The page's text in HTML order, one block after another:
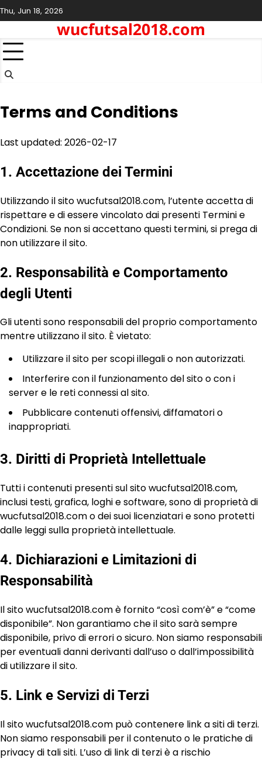
Skip
to
Thu, Jun 18, 2026
wucfutsal2018.com
Terms and Conditions
Last updated: 2026-02-17
1. Accettazione dei Termini
Utilizzando il sito wucfutsal2018.com, l’utente accetta di
rispettare e di essere vincolato dai presenti Termini e
Condizioni. Se non si accettano questi termini, si prega di
non utilizzare il sito.
2. Responsabilità e Comportamento
degli Utenti
Gli utenti sono responsabili del proprio comportamento
mentre utilizzano il sito. È vietato:
Utilizzare il sito per scopi illegali o non autorizzati.
Interferire con il funzionamento del sito o con i
server e le reti connessi al sito.
Pubblicare contenuti offensivi, diffamatori o
inappropriati.
3. Diritti di Proprietà Intellettuale
Tutti i contenuti presenti sul sito wucfutsal2018.com,
inclusi testi, grafica, loghi e software, sono di proprietà di
wucfutsal2018.com o dei suoi licenziatari e sono protetti
dalle leggi sulla proprietà intellettuale.
4. Dichiarazioni e Limitazioni di
Responsabilità
Il sito wucfutsal2018.com è fornito “così com’è” e “come
disponibile”. Non garantiamo che il sito sarà sempre
disponibile, privo di errori o sicuro. Non siamo responsabili
per eventuali danni derivanti dall’uso o dall’impossibilità
di utilizzare il sito.
5. Link e Servizi di Terzi
Il sito wucfutsal2018.com può contenere link a siti di terzi.
Non siamo responsabili per il contenuto o le pratiche di
privacy di tali siti. L’uso di link di terzi è a rischio